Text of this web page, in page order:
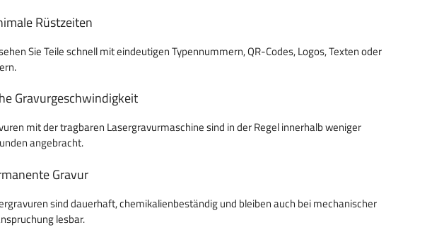
Rüstzeiten
Sie Teile schnell mit eindeutigen Typennummern, QR-Codes, Logos, Texten oder
Gravurgeschwindigkeit
mit der tragbaren Lasergravurmaschine sind in der Regel innerhalb weniger
angebracht.
Gravur
sind dauerhaft, chemikalienbeständig und bleiben auch bei mechanischer
lesbar.